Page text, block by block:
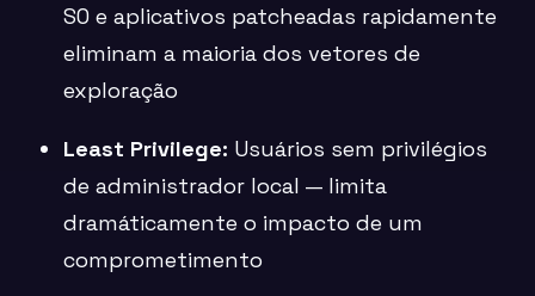
SO e aplicativos patcheadas rapidamente
eliminam a maioria dos vetores de
exploração
Least Privilege: Usuários sem privilégios
de administrador local — limita
dramáticamente o impacto de um
comprometimento